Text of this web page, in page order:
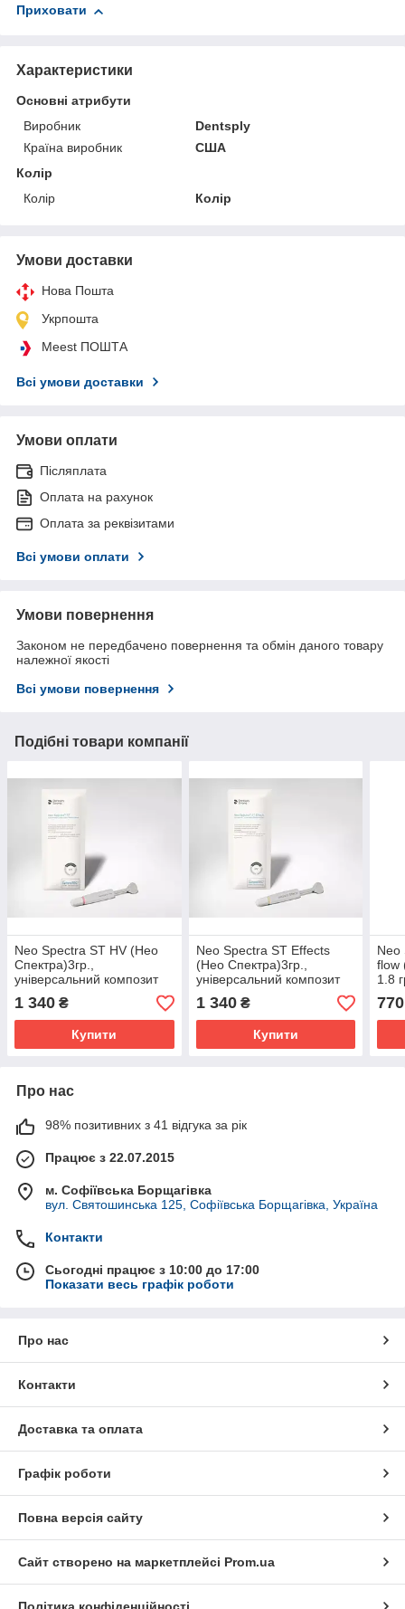
Приховати
Характеристики
Основні атрибути
Виробник
Dentsply
Країна виробник
США
Колір
Колір
Колір
Умови доставки
Нова Пошта
Укрпошта
Meest ПОШТА
Всі умови доставки
Умови оплати
Післяплата
Оплата на рахунок
Оплата за реквізитами
Всі умови оплати
Умови повернення
Законом не передбачено повернення та обмін даного товару
належної якості
Всі умови повернення
Подібні товари компанії
Neo Spectra ST HV (Нео
Спектра)3гр.,
універсальний композит
високої в'язкості
1 340 ₴
Купити
Neo Spectra ST Effects
(Нео Спектра)3гр.,
універсальний композит
високої в'язкості
1 340₴
Купити
flow
1.8
770
Про нас
98% позитивних з 41 відгука за рік
Працює з 22.07.2015
м. Софіївська Борщагівка
вул. Святошинська 125, Софіївська Борщагівка, Україна
Контакти
Сьогодні працює з 10:00 до 17:00
Показати весь графік роботи
Про нас
Контакти
Доставка та оплата
Графік роботи
Повна версія сайту
Сайт створено на маркетплейсі Prom.ua